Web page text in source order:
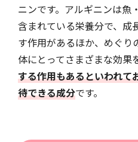
ニンです。アルギニンは魚
含まれている栄養分で、成
す作用があるほか、めぐり
体にとってさまざまな効果
する作用もあるといわれて
待できる成分です。